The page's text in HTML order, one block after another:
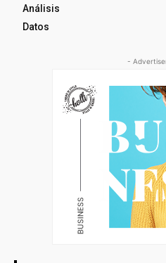
Análisis
Datos
-